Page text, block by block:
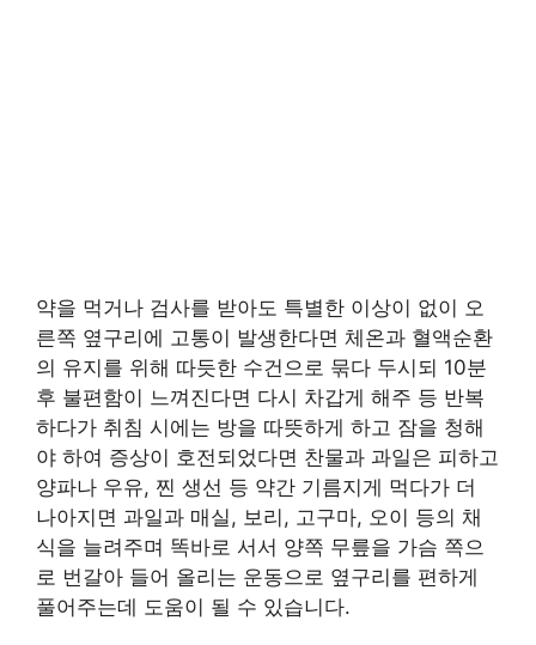
약을 먹거나 검사를 받아도 특별한 이상이 없이 오
른쪽 옆구리에 고통이 발생한다면 체온과 혈액순환
의 유지를 위해 따듯한 수건으로 묶다 두시되 10분
후 불편함이 느껴진다면 다시 차갑게 해주 등 반복
하다가 취침 시에는 방을 따뜻하게 하고 잠을 청해
야 하여 증상이 호전되었다면 찬물과 과일은 피하고
양파나 우유, 찐 생선 등 약간 기름지게 먹다가 더
나아지면 과일과 매실, 보리, 고구마, 오이 등의 채
식을 늘려주며 똑바로 서서 양쪽 무릎을 가슴 쪽으
로 번갈아 들어 올리는 운동으로 옆구리를 편하게
풀어주는데 도움이 될 수 있습니다.